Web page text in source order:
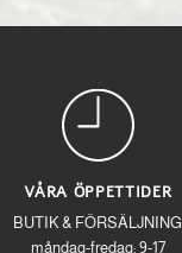
VÅRA ÖPPETTIDER
BUTIK & FÖRSÄLJNING
måndag-fredag: 9-17